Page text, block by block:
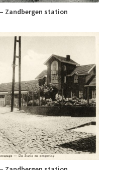
Zandbergen station